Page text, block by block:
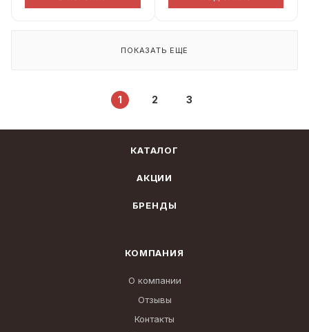
ПОКАЗАТЬ ЕЩЕ
1 2 3
КАТАЛОГ
АКЦИИ
БРЕНДЫ
КОМПАНИЯ
О компании
Отзывы
Контакты